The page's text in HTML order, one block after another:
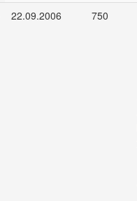
22.09.2006
750